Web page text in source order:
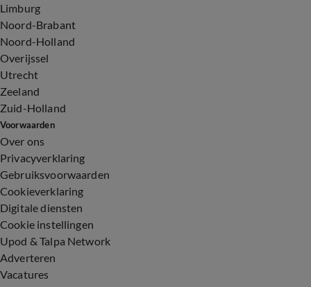
Limburg
Noord-Brabant
Noord-Holland
Overijssel
Utrecht
Zeeland
Zuid-Holland
Voorwaarden
Over ons
Privacyverklaring
Gebruiksvoorwaarden
Cookieverklaring
Digitale diensten
Cookie instellingen
Upod & Talpa Network
Adverteren
Vacatures